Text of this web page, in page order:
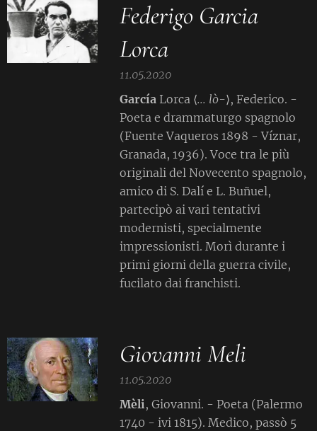
Federigo Garcia
Lorca
11.05.2020
GarcíaLorca ⟨... lò-⟩, Federico. -
Poeta e drammaturgo spagnolo
(Fuente Vaqueros 1898 - Víznar,
Granada, 1936). Voce tra le più
originali del Novecento spagnolo,
amico di S. Dalí e L. Buñuel,
partecipò ai vari tentativi
modernisti, specialmente
impressionisti. Morì durante i
primi giorni della guerra civile,
fucilato dai franchisti.
Giovanni Meli
11.05.2020
Mèli, Giovanni. - Poeta (Palermo
1740 - ivi 1815). Medico, passò 5